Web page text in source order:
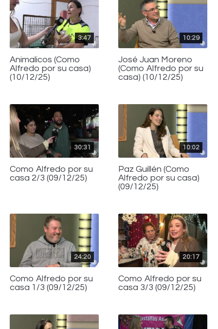
3:47
Animalicos (Como
Alfredo por su casa)
(10/12/25)
10:29
José Juan Moreno
(Como Alfredo por su
casa) (10/12/25)
30:31
Como Alfredo por su
casa 2/3 (09/12/25)
10:02
Paz Guillén (Como
Alfredo por su casa)
(09/12/25)
24:20
Como Alfredo por su
casa 1/3 (09/12/25)
20:17
Como Alfredo por su
casa 3/3 (09/12/25)